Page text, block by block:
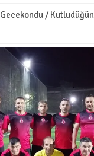
Gecekondu / Kutludüğün